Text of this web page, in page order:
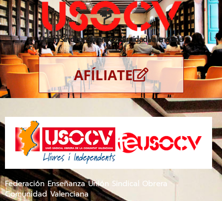
Unión Sindical Obrera Comunidad Valenciana
AFÍLIATE
Federación Enseñanza Unión Sindical Obrera
Comunidad Valenciana